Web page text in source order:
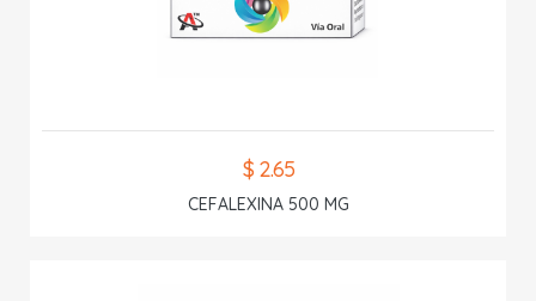
$ 2.65
CEFALEXINA 500 MG